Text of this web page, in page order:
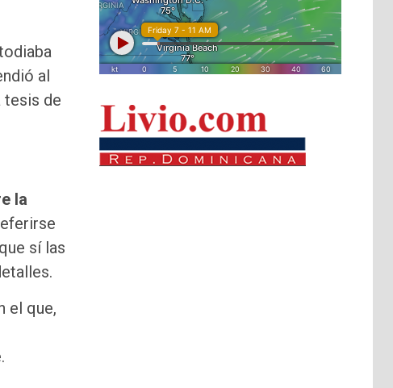
al
tesis de
la
sí las
el que,